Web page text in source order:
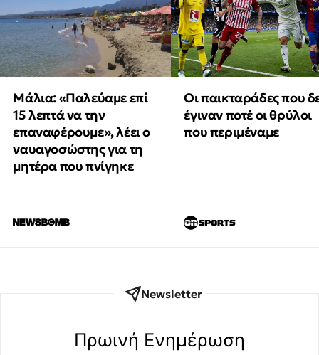
Μάλια: «Παλεύαμε επί
15 λεπτά να την
επαναφέρουμε», λέει ο
ναυαγοσώστης για τη
μητέρα που πνίγηκε
Οι παικταράδες που
έγιναν ποτέ οι θρύλοι
που περιμέναμε
Newsletter
Πρωινή Eνημέρωση